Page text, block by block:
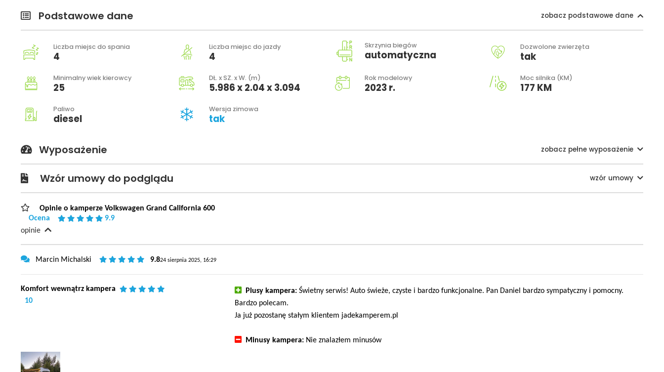
Podstawowe dane zobacz podstawowe dane
Liczba miejsc do spania
4
Liczba miejsc do jazdy
4
Skrzynia biegów
automatyczna
Dozwolone zwierzęta
tak
Minimalny wiek kierowcy
25
DŁ. x SZ. x W. (m)
5.986 x 2.04 x 3.094
Rok modelowy
2023 r.
Moc silnika (KM)
177 KM
Paliwo
diesel
Wersja zimowa
tak
Wyposażenie zobacz pełne wyposażenie
Wzór umowy do podglądu wzór umowy
Opinie o kamperze Volkswagen Grand California 600
Ocena
9.9
opinie
Marcin Michalski 9.824 sierpnia 2025, 16:29
Komfort wewnątrz kampera
10
Plusy kampera: Świetny serwis! Auto świeże, czyste i bardzo funkcjonalne. Pan Daniel bardzo sympatyczny i pomocny.
Bardzo polecam.
Ja już pozostanę stałym klientem jadekamperem.pl
Minusy kampera: Nie znalazłem minusów